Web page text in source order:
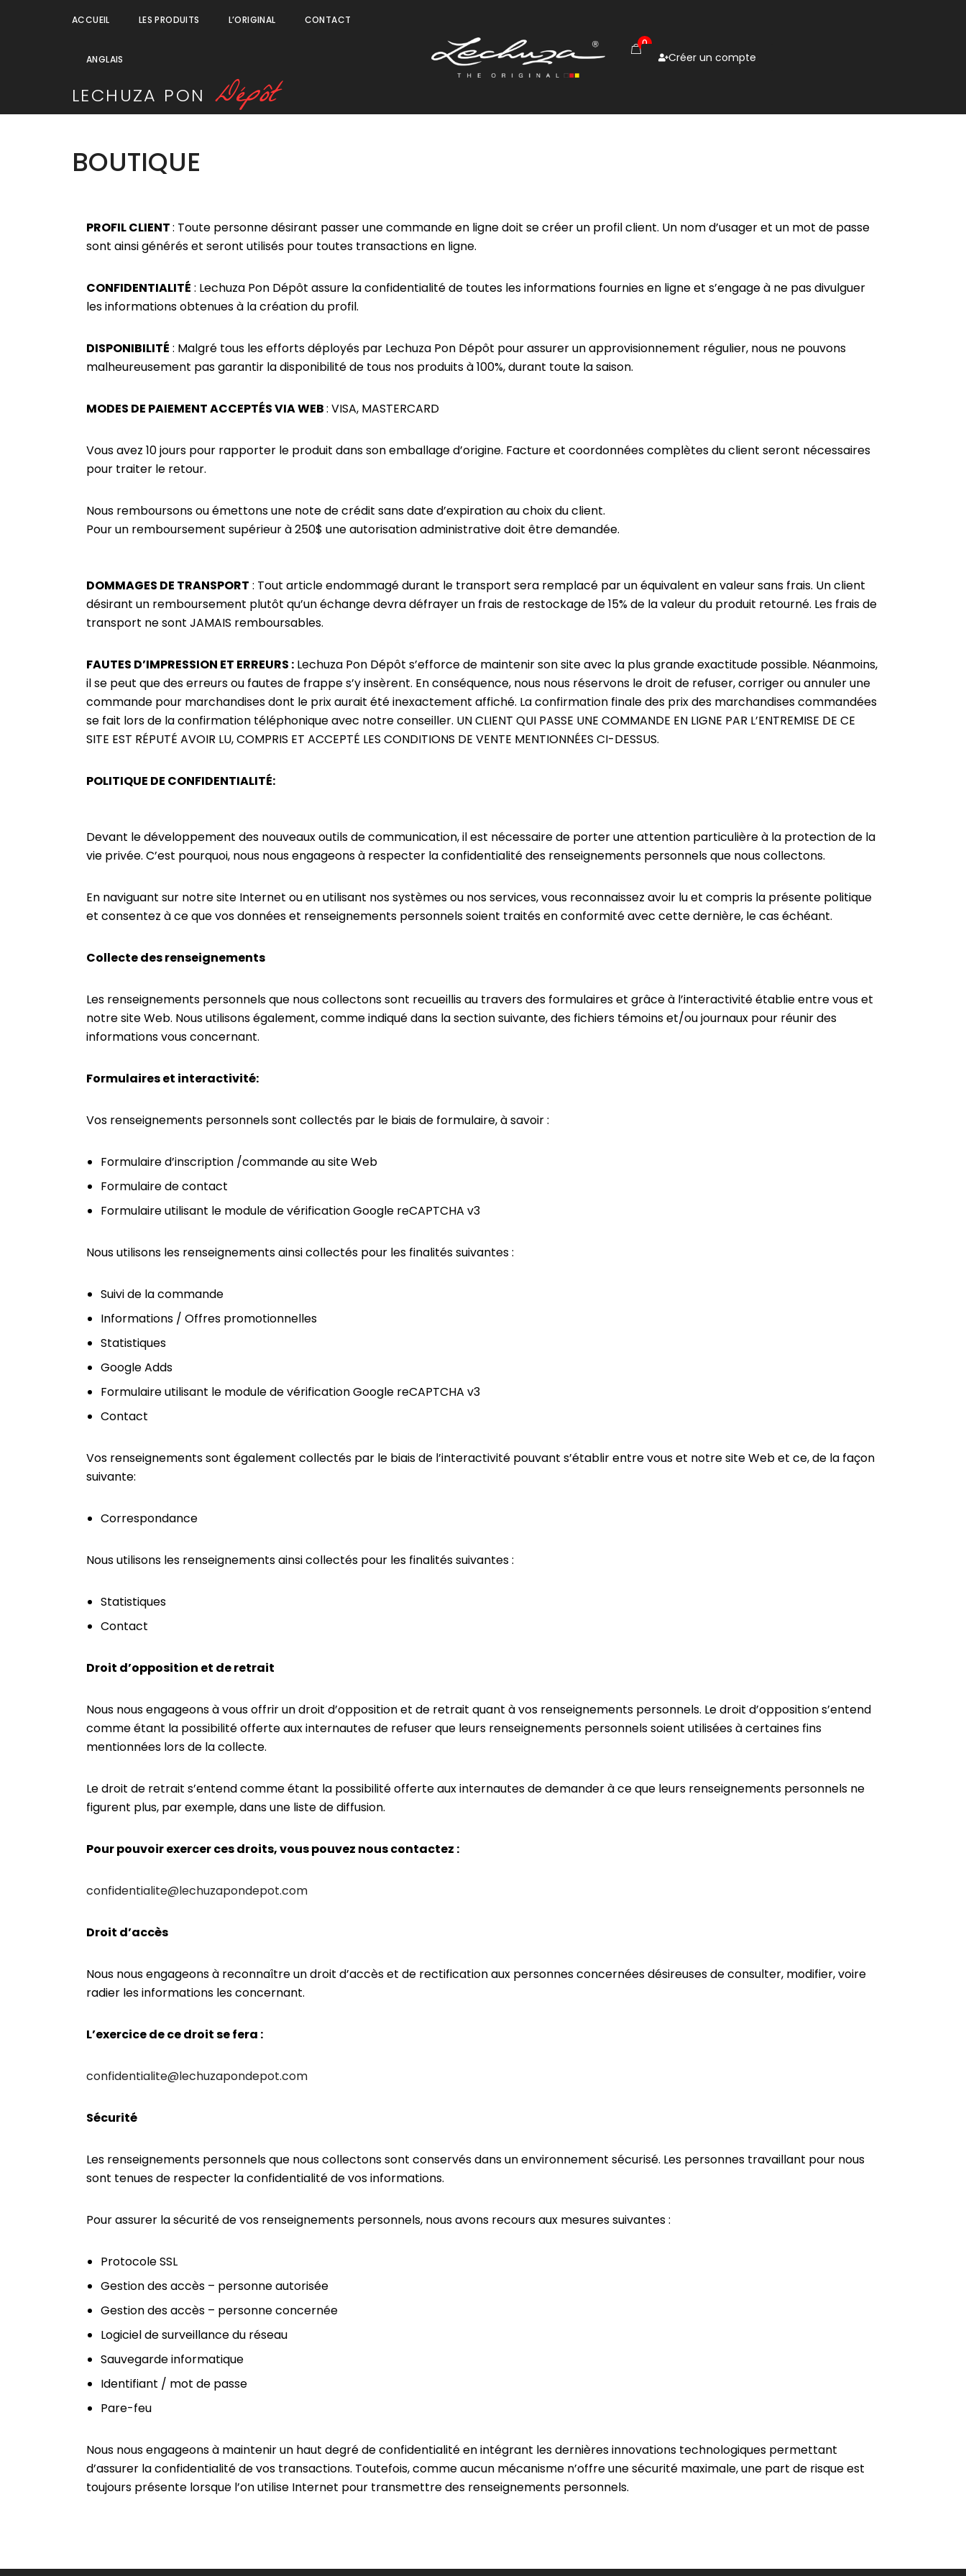
ACCUEIL LES PRODUITS L’ORIGINAL CONTACT
ANGLAIS
LECHUZA PON Dépôt
0
Créer un compte
BOUTIQUE
PROFIL CLIENT: Toute personne désirant passer une commande en ligne doit se créer un profil client. Un nom d’usager et un mot de passe
sont ainsi générés et seront utilisés pour toutes transactions en ligne.
CONFIDENTIALITÉ : Lechuza Pon Dépôt assure la confidentialité de toutes les informations fournies en ligne et s’engage à ne pas divulguer
les informations obtenues à la création du profil.
DISPONIBILITÉ : Malgré tous les efforts déployés par Lechuza Pon Dépôt pour assurer un approvisionnement régulier, nous ne pouvons
malheureusement pas garantir la disponibilité de tous nos produits à 100%, durant toute la saison.
MODES DE PAIEMENT ACCEPTÉS VIA WEB: VISA, MASTERCARD
Vous avez 10 jours pour rapporter le produit dans son emballage d’origine. Facture et coordonnées complètes du client seront nécessaires
pour traiter le retour.
Nous remboursons ou émettons une note de crédit sans date d’expiration au choix du client.
Pour un remboursement supérieur à 250$ une autorisation administrative doit être demandée.
DOMMAGES DE TRANSPORT : Tout article endommagé durant le transport sera remplacé par un équivalent en valeur sans frais. Un client
désirant un remboursement plutôt qu’un échange devra défrayer un frais de restockage de 15% de la valeur du produit retourné. Les frais de
transport ne sont JAMAIS remboursables.
FAUTES D’IMPRESSION ET ERREURS : Lechuza Pon Dépôt s’efforce de maintenir son site avec la plus grande exactitude possible. Néanmoins,
il se peut que des erreurs ou fautes de frappe s’y insèrent. En conséquence, nous nous réservons le droit de refuser, corriger ou annuler une
commande pour marchandises dont le prix aurait été inexactement affiché. La confirmation finale des prix des marchandises commandées
se fait lors de la confirmation téléphonique avec notre conseiller. UN CLIENT QUI PASSE UNE COMMANDE EN LIGNE PAR L’ENTREMISE DE CE
SITE EST RÉPUTÉ AVOIR LU, COMPRIS ET ACCEPTÉ LES CONDITIONS DE VENTE MENTIONNÉES CI-DESSUS.
POLITIQUE DE CONFIDENTIALITÉ:
Devant le développement des nouveaux outils de communication, il est nécessaire de porter une attention particulière à la protection de la
vie privée. C’est pourquoi, nous nous engageons à respecter la confidentialité des renseignements personnels que nous collectons.
En naviguant sur notre site Internet ou en utilisant nos systèmes ou nos services, vous reconnaissez avoir lu et compris la présente politique
et consentez à ce que vos données et renseignements personnels soient traités en conformité avec cette dernière, le cas échéant.
Collecte des renseignements
Les renseignements personnels que nous collectons sont recueillis au travers des formulaires et grâce à l’interactivité établie entre vous et
notre site Web. Nous utilisons également, comme indiqué dans la section suivante, des fichiers témoins et/ou journaux pour réunir des
informations vous concernant.
Formulaires et interactivité:
Vos renseignements personnels sont collectés par le biais de formulaire, à savoir :
Formulaire d’inscription /commande au site Web
Formulaire de contact
Formulaire utilisant le module de vérificationGoogle reCAPTCHA v3
Nous utilisons les renseignements ainsi collectés pour les finalités suivantes :
Suivi de la commande
Informations / Offres promotionnelles
Statistiques
Google Adds
Formulaire utilisant le module de vérificationGoogle reCAPTCHA v3
Contact
Vos renseignements sont également collectés par le biais de l’interactivité pouvant s’établir entre vous et notre site Web et ce, de la façon
suivante:
Correspondance
Nous utilisons les renseignements ainsi collectés pour les finalités suivantes :
Statistiques
Contact
Droit d’opposition et de retrait
Nous nous engageons à vous offrir un droit d’opposition et de retrait quant à vos renseignements personnels. Le droit d’opposition s’entend
comme étant la possibilité offerte aux internautes de refuser que leurs renseignements personnels soient utilisées à certaines fins
mentionnées lors de la collecte.
Le droit de retrait s’entend comme étant la possibilité offerte aux internautes de demander à ce que leurs renseignements personnels ne
figurent plus, par exemple, dans une liste de diffusion.
Pour pouvoir exercer ces droits, vous pouvez nous contactez :
confidentialite@lechuzapondepot.com
Droit d’accès
Nous nous engageons à reconnaître un droit d’accès et de rectification aux personnes concernées désireuses de consulter, modifier, voire
radier les informations les concernant.
L’exercice de ce droit se fera :
confidentialite@lechuzapondepot.com
Sécurité
Les renseignements personnels que nous collectons sont conservés dans un environnement sécurisé. Les personnes travaillant pour nous
sont tenues de respecter la confidentialité de vos informations.
Pour assurer la sécurité de vos renseignements personnels, nous avons recours aux mesures suivantes :
Protocole SSL
Gestion des accès – personne autorisée
Gestion des accès – personne concernée
Logiciel de surveillance du réseau
Sauvegarde informatique
Identifiant / mot de passe
Pare-feu
Nous nous engageons à maintenir un haut degré de confidentialité en intégrant les dernières innovations technologiques permettant
d’assurer la confidentialité de vos transactions. Toutefois, comme aucun mécanisme n’offre une sécurité maximale, une part de risque est
toujours présente lorsque l’on utilise Internet pour transmettre des renseignements personnels.